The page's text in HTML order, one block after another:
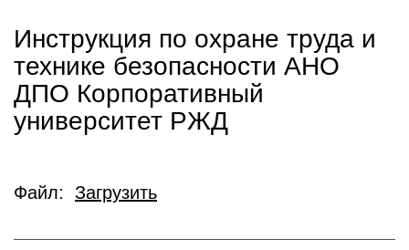
Инструкция по охране труда и
технике безопасности АНО
ДПО Корпоративный
университет РЖД
Файл: Загрузить